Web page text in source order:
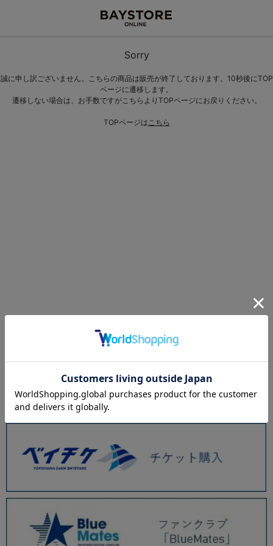
Sorry
誠に申し訳ございません。こちらの商品は販売が終了しております。10秒後にTOP
ページに遷移します。
遷移しない場合は、お手数ですがこちらよりTOPページにお戻りください。
TOPページはこちら